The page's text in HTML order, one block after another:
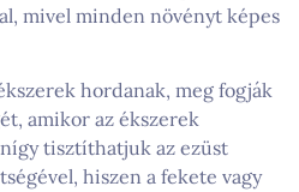
mivel minden növényt képes
hordanak, meg fogják
amikor az ékszerek
tisztíthatjuk az ezüst
hiszen a fekete vagy